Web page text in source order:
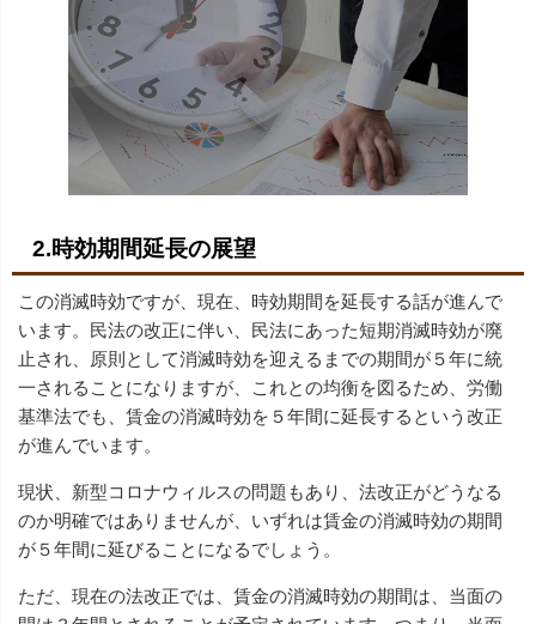
2.時効期間延長の展望
この消滅時効ですが、現在、時効期間を延長する話が進んで
います。民法の改正に伴い、民法にあった短期消滅時効が廃
止され、原則として消滅時効を迎えるまでの期間が５年に統
一されることになりますが、これとの均衡を図るため、労働
基準法でも、賃金の消滅時効を５年間に延長するという改正
が進んでいます。
現状、新型コロナウィルスの問題もあり、法改正がどうなる
のか明確ではありませんが、いずれは賃金の消滅時効の期間
が５年間に延びることになるでしょう。
ただ、現在の法改正では、賃金の消滅時効の期間は、当面の